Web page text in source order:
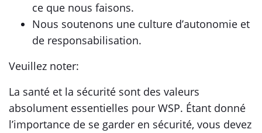
ce que nous faisons.
Nous soutenons une culture d’autonomie et
de responsabilisation.
Veuillez noter:
La santé et la sécurité sont des valeurs
absolument essentielles pour WSP. Étant donné
l’importance de se garder en sécurité, vous devez